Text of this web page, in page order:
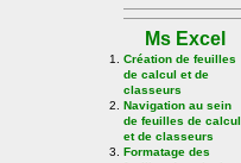
Ms Excel
Création de feuilles
de calcul et de
classeurs
Navigation au sein
de feuilles de calcul
et de classeurs
Formatage des